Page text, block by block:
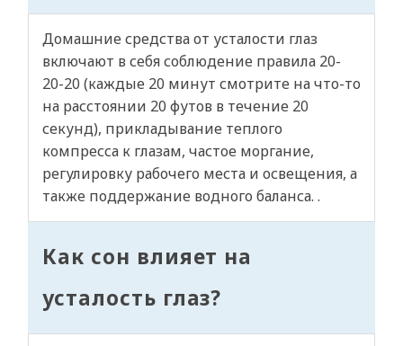
Домашние средства от усталости глаз
включают в себя соблюдение правила 20-
20-20 (каждые 20 минут смотрите на что-то
на расстоянии 20 футов в течение 20
секунд), прикладывание теплого
компресса к глазам, частое моргание,
регулировку рабочего места и освещения, а
также поддержание водного баланса. .
Как сон влияет на
усталость глаз?